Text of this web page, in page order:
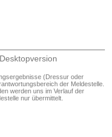
Desktopversion
(Dressur oder
der Meldestelle.
werden uns im Verlauf der
nur übermittelt.